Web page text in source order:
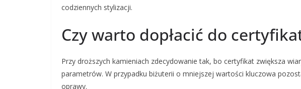
codziennych stylizacji.
Czy warto dopłacić do
Przy droższych kamieniach zdecydowanie tak, bo certyfikat zwiększa
parametrów. W przypadku biżuterii o mniejszej wartości kluczowa
oprawy.